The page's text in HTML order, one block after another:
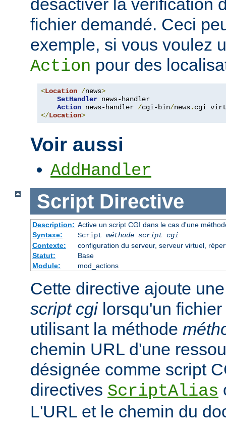
désactiver la vérification
fichier demandé. Ceci
exemple, si vous voulez
Action pour des
<Location /news>
SetHandler news-handler
Action news-handler /cgi-bin/news.
</Location>
Voir aussi
AddHandler
Script Directive
Description: Active un script CGI dans le cas d'une
Syntaxe:
Script méthode script cgi
Contexte:
configuration du serveur, serveur virtuel,
Statut:
Base
Module:
mod_actions
Cette directive ajoute
script cgilorsqu'un fichier
utilisant la méthode
chemin URL d'une
désignée comme script
directives ScriptAlias
L'URL et le chemin du